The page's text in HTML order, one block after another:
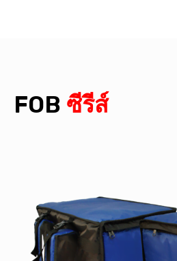
FOB ซีรีส์